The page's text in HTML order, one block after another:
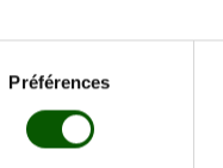
:
localisation
Préférences
Voir les centres